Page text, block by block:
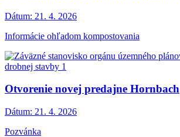
Dátum: 21. 4. 2026
Informácie ohľadom kompostovania
Otvorenie novej predajne Hornbach
Dátum: 21. 4. 2026
Pozvánka